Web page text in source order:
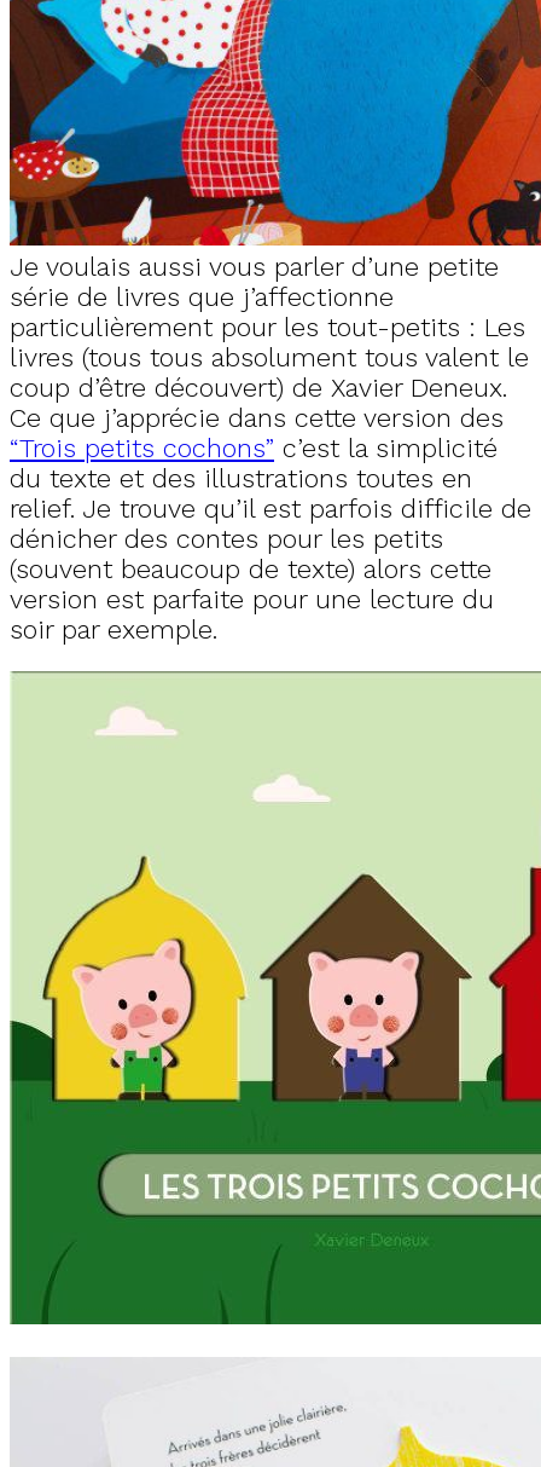
Je voulais aussi vous parler d’une petite
série de livres que j’affectionne
particulièrement pour les tout-petits : Les
livres (tous tous absolument tous valent le
coup d’être découvert) de Xavier Deneux.
Ce que j’apprécie dans cette version des
“Trois petits cochons” c’est la simplicité
du texte et des illustrations toutes en
relief. Je trouve qu’il est parfois difficile de
dénicher des contes pour les petits
(souvent beaucoup de texte) alors cette
version est parfaite pour une lecture du
soir par exemple.